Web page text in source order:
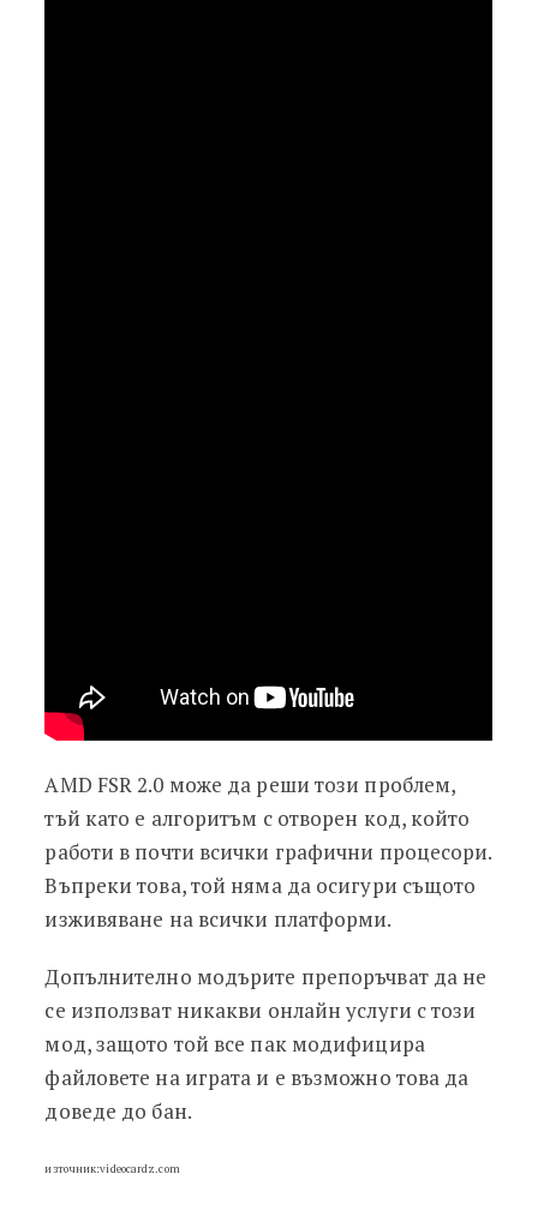
AMD FSR 2.0 може да реши този проблем,
тъй като е алгоритъм с отворен код, който
работи в почти всички графични процесори.
Въпреки това, той няма да осигури същото
изживяване на всички платформи.
Допълнително модърите препоръчват да не
се използват никакви онлайн услуги с този
мод, защото той все пак модифицира
файловете на играта и е възможно това да
доведе до бан.
източник:videocardz.com